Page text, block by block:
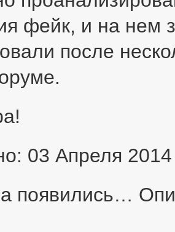
фейк, и на нем
после
03 Апреля 2014
появились…